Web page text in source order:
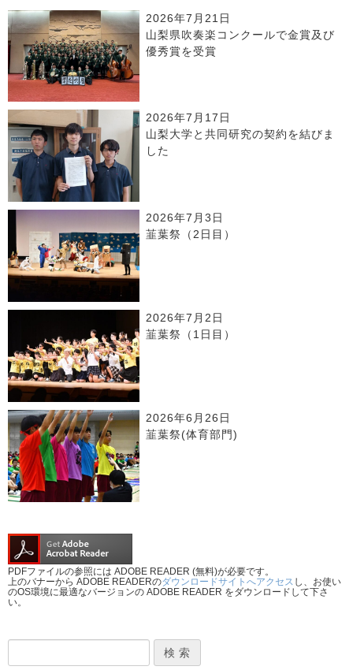
2026年7月21日
山梨県吹奏楽コンクールで金賞及び
優秀賞を受賞
2026年7月17日
山梨大学と共同研究の契約を結びま
した
2026年7月3日
韮葉祭（2日目）
2026年7月2日
韮葉祭（1日目）
2026年6月26日
韮葉祭(体育部門)
PDFファイルの参照には ADOBE READER (無料)が必要です。
上のバナーから ADOBE READERのダウンロードサイトへアクセス し、お使い
のOS環境に最適なバージョンの ADOBE READER をダウンロードして下さ
い。